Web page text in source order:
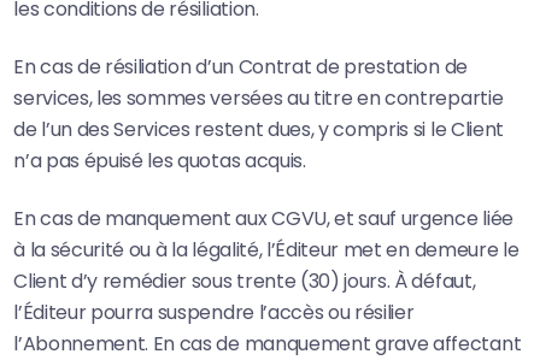
les conditions de résiliation.
En cas de résiliation d’un Contrat de prestation de
services, les sommes versées au titre en contrepartie
de l’un des Services restent dues, y compris si le Client
n’a pas épuisé les quotas acquis.
En cas de manquement aux CGVU, et sauf urgence liée
à la sécurité ou à la légalité, l’Éditeur met en demeure le
Client d’y remédier sous trente (30) jours. À défaut,
l’Éditeur pourra suspendre l’accès ou résilier
l’Abonnement. En cas de manquement grave affectant